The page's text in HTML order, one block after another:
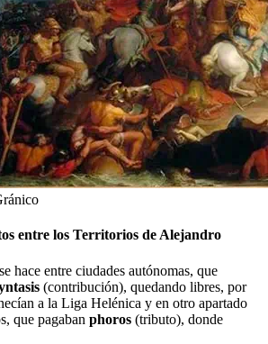
entre los Territorios de Alejandro
hace entre ciudades autónomas, que
(contribución), quedando libres, por
a la Liga Helénica y en otro apartado
que pagaban phoros (tributo), donde